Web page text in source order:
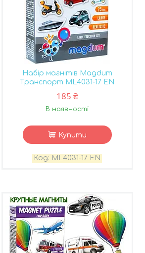
Набір магнітів Magdum
Транспорт ML4031-17 EN
185 ₴
В наявності
Купити
ML4031-17 EN